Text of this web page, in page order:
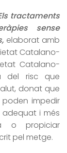
tractaments
sense
elaborat amb
Catalano-
Catalano-
del risc que
donat que
impedir
i més
o propiciar
pel metge.